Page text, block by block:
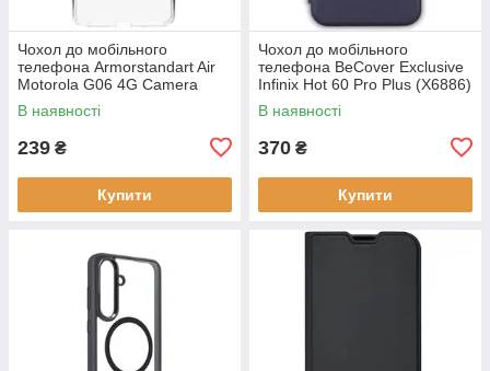
Чохол до мобільного
телефона Armorstandart Air
Motorola G06 4G Camera
cover Clear (ARM89057)
В наявності
239 ₴
Купити
Чохол до мобільного
телефона BeCover Exclusive
Infinix Hot 60 Pro Plus (X6886)
Deep Blue (714717)
В наявності
370 ₴
Купити